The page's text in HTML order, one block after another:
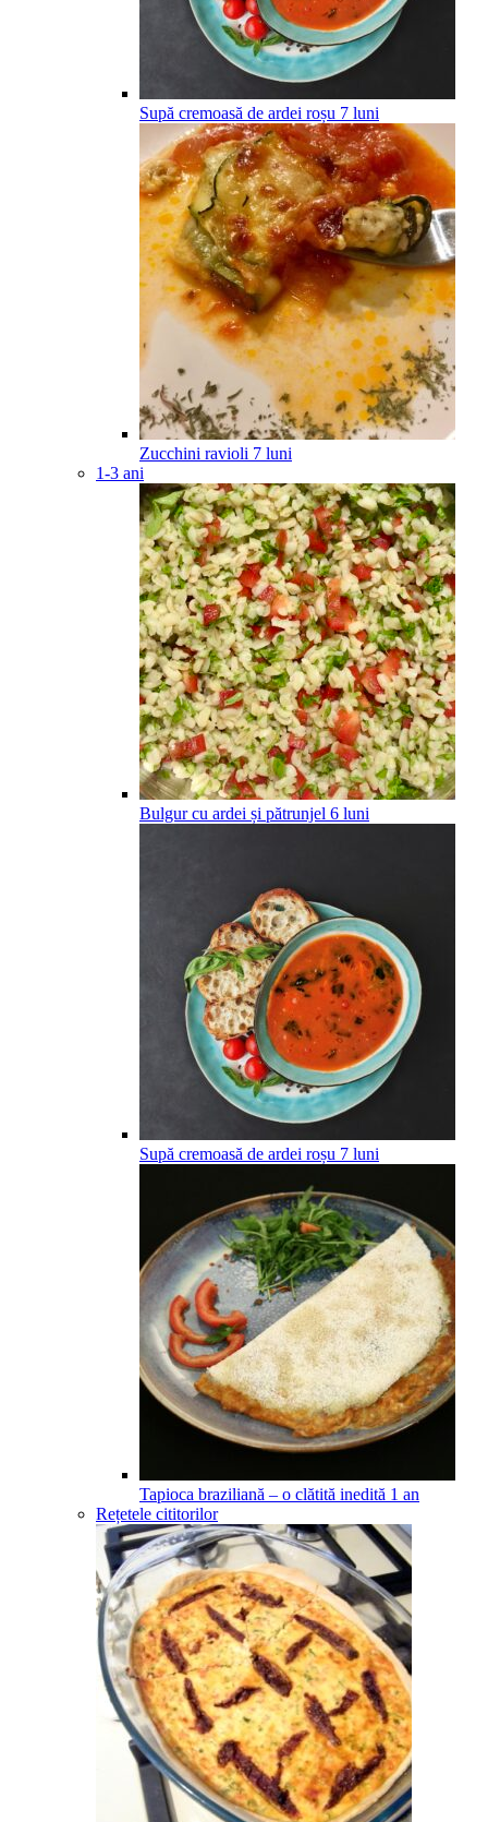
Supă cremoasă de ardei roșu 7 luni
Zucchini ravioli 7 luni
1-3 ani
Bulgur cu ardei și pătrunjel 6 luni
Supă cremoasă de ardei roșu 7 luni
Tapioca braziliană – o clătită inedită 1 an
Rețetele cititorilor